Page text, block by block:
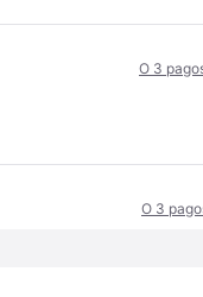
O 3
O 3